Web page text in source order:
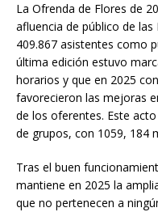
La Ofrenda de Flores de
afluencia de público de
409.867 asistentes como
última edición estuvo
horarios y que en 2025
favorecieron las mejoras
de los oferentes. Este
de grupos, con 1059, 184
Tras el buen
mantiene en 2025 la
que no pertenecen a